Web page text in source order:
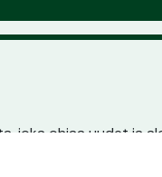
joka ohjaa uudet ja